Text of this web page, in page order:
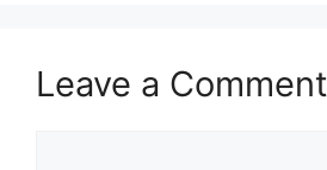
Leave a Comment